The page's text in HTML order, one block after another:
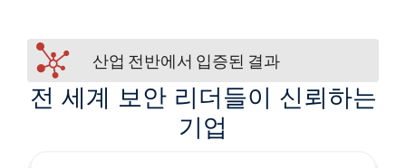
산업 전반에서 입증된 결과
전 세계 보안 리더들이 신뢰하는
기업